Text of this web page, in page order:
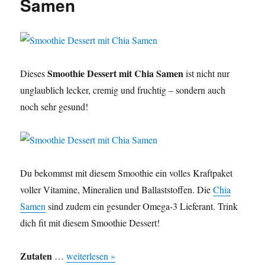
DiesesSmoothie Dessert mit Chia Samenist nicht nur
unglaublich lecker, cremig und fruchtig – sondern auch
noch sehr gesund!
Du bekommst mit diesem Smoothie ein volles Kraftpaket
voller Vitamine, Mineralien und Ballaststoffen. DieChia
Samen sind zudem ein gesunder Omega-3 Lieferant. Trink
dich fit mit diesem Smoothie Dessert!
Zutaten …weiterlesen »